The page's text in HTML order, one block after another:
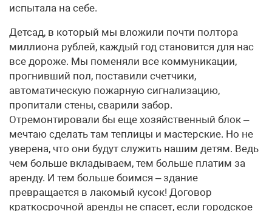
испытала на себе.
Детсад, в который мы вложили почти полтора
миллиона рублей, каждый год становится для нас
все дороже. Мы поменяли все коммуникации,
прогнивший пол, поставили счетчики,
автоматическую пожарную сигнализацию,
пропитали стены, сварили забор.
Отремонтировали бы еще хозяйственный блок –
мечтаю сделать там теплицы и мастерские. Но не
уверена, что они будут служить нашим детям. Ведь
чем больше вкладываем, тем больше платим за
аренду. И тем больше боимся – здание
превращается в лакомый кусок! Договор
краткосрочной аренды не спасет, если городское